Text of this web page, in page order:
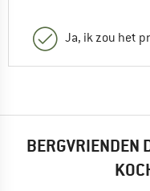
Ja, ik zou het
BERGVRIENDEN